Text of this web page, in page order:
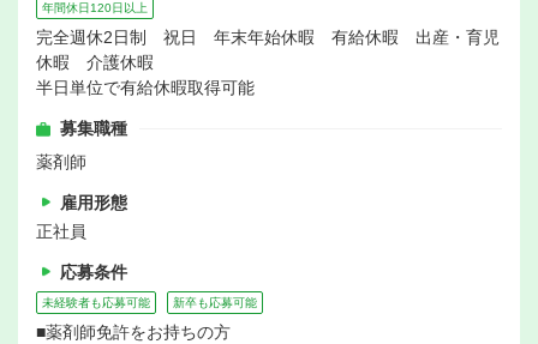
年間休日120日以上
完全週休2日制 祝日 年末年始休暇 有給休暇 出産・育児
休暇 介護休暇
半日単位で有給休暇取得可能
募集職種
薬剤師
雇用形態
正社員
応募条件
未経験者も応募可能 新卒も応募可能
■薬剤師免許をお持ちの方